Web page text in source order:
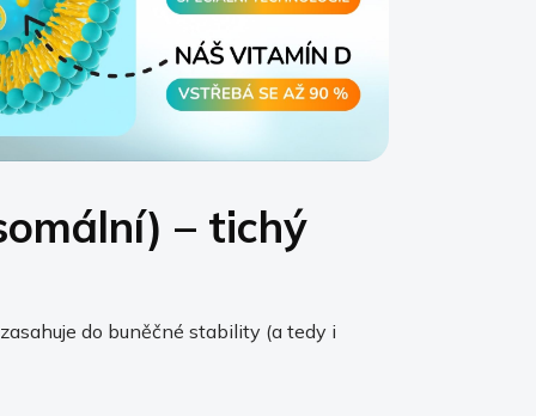
– tichý
do buněčné stability (a tedy i